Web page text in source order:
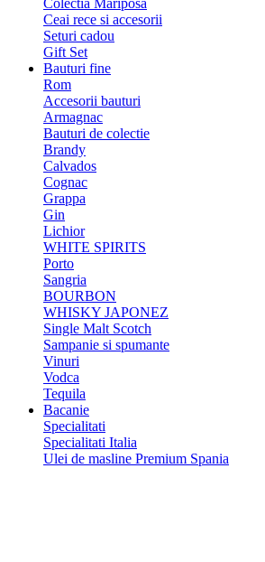
Colectia Mariposa
Ceai rece si accesorii
Seturi cadou
Gift Set
Bauturi fine
Rom
Accesorii bauturi
Armagnac
Bauturi de colectie
Brandy
Calvados
Cognac
Grappa
Gin
Lichior
WHITE SPIRITS
Porto
Sangria
BOURBON
WHISKY JAPONEZ
Single Malt Scotch
Sampanie si spumante
Vinuri
Vodca
Tequila
Bacanie
Specialitati
Specialitati Italia
Ulei de masline Premium Spania